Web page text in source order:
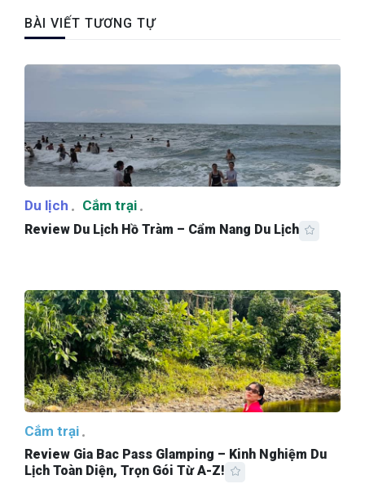
BÀI VIẾT TƯƠNG TỰ
Du lịch Cắm trại
Review Du Lịch Hồ Tràm – Cẩm Nang Du Lịch
Cắm trại
Review Gia Bac Pass Glamping – Kinh Nghiệm Du
Lịch Toàn Diện, Trọn Gói Từ A-Z!